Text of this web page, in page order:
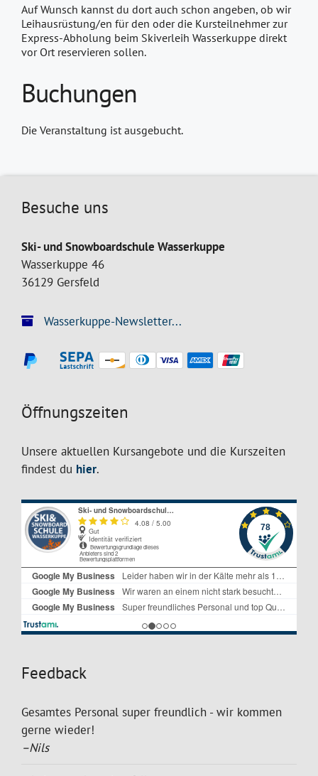
Auf Wunsch kannst du dort auch schon angeben, ob wir
Leihausrüstung/en für den oder die Kursteilnehmer zur
Express-Abholung beim Skiverleih Wasserkuppe direkt
vor Ort reservieren sollen.
Buchungen
Die Veranstaltung ist ausgebucht.
Besuche uns
Ski- und Snowboardschule Wasserkuppe
Wasserkuppe 46
36129 Gersfeld
Wasserkuppe-Newsletter...
Öffnungszeiten
Unsere aktuellen Kursangebote und die Kurszeiten
findest du hier.
Feedback
Gesamtes Personal super freundlich - wir kommen
gerne wieder!
–Nils